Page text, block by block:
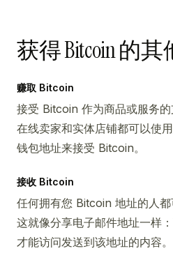
获得 Bitcoin 的
赚取 Bitcoin
接受 Bitcoin 作为商品或服务的
在线卖家和实体店铺都可以使用
钱包地址来接受 Bitcoin。
接收 Bitcoin
任何拥有您 Bitcoin 地址的人都
这就像分享电子邮件地址一样
才能访问发送到该地址的内容。